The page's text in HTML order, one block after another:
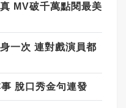
MV破千萬點閱最美
一次 連對戲演員都
脫口秀金句連發